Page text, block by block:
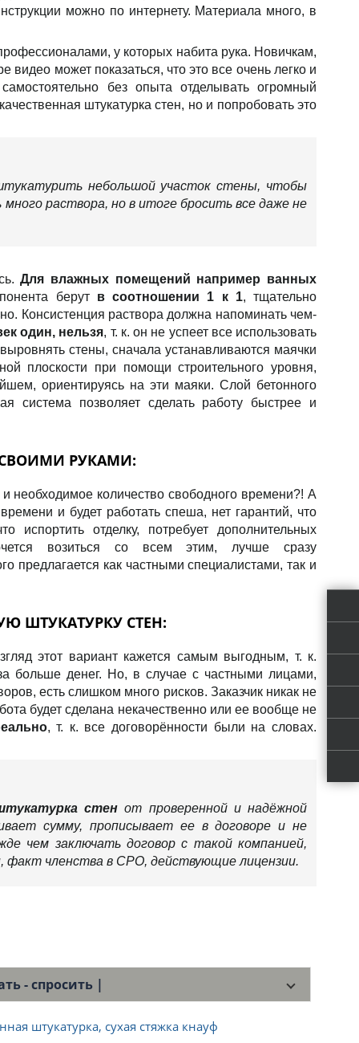
можно по интернету. Материала много, в
у которых набита рука. Новичкам,
может показаться, что это все очень легко и
без опыта отделывать огромный
штукатурка стен, но и попробовать это
небольшой участок стены, чтобы
раствора, но в итоге бросить все даже не
Для влажных помещений например ванных
берутв соотношении 1 к 1, тщательно
Консистенция раствора должна напоминать чем-
один, нельзя, т. к. он не успеет все использовать
стены, сначала устанавливаются маячки
плоскости при помощи строительного уровня,
ориентируясь на эти маяки. Слой бетонного
система позволяет сделать работу быстрее и
РУКАМИ:
необходимое количество свободного времени?! А
и будет работать спеша, нет гарантий, что
испортить отделку, потребует дополнительных
возиться со всем этим, лучше сразу
предлагается как частными специалистами, так и
ШТУКАТУРКУ СТЕН:
этот вариант кажется самым выгодным, т. к.
больше денег. Но, в случае с частными лицами,
есть слишком много рисков. Заказчик никак не
будет сделана некачественно или ее вообще не
, т. к. все договорённости были на словах.
стен от проверенной и надёжной
сумму, прописывает ее в договоре и не
чем заключать договор с такой компанией,
членства в СРО, действующие лицензии.
- спросить |
штукатурка, сухая стяжка кнауф